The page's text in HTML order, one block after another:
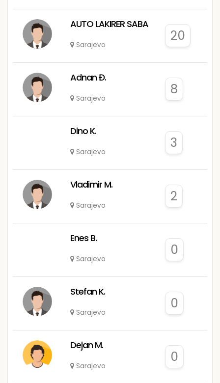
AUTO LAKIRER SABA
Sarajevo
20
Adnan Đ.
Sarajevo
8
Dino K.
Sarajevo
3
Vladimir M.
Sarajevo
2
Enes B.
Sarajevo
0
Stefan K.
Sarajevo
0
Dejan M.
Sarajevo
0